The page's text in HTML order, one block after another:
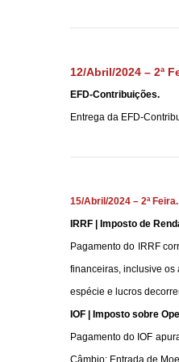
12/Abril/2024 – 2ª
EFD-Contribuições.
Entrega da EFD-
15/Abril/2024 – 2ª Feira.
IRRF | Imposto de
Pagamento do IRRF
financeiras, inclusive os
espécie e lucros
IOF | Imposto sobre
Pagamento do IOF
Câmbio: Entrada de